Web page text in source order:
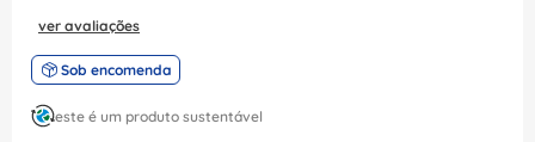
ver avaliações
Sob encomenda
este é um produto sustentável